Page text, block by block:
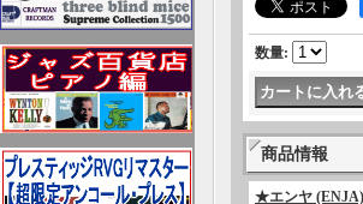
数量:
商品情報
★エンヤ (ENJA)